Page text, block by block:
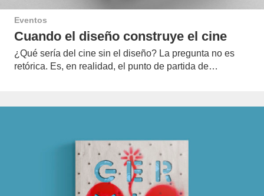
Eventos
Cuando el diseño construye el cine
¿Qué sería del cine sin el diseño? La pregunta no es
retórica. Es, en realidad, el punto de partida de…